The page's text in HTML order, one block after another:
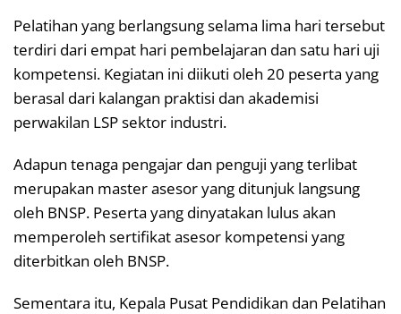
Pelatihan yang berlangsung selama lima hari tersebut
terdiri dari empat hari pembelajaran dan satu hari uji
kompetensi. Kegiatan ini diikuti oleh 20 peserta yang
berasal dari kalangan praktisi dan akademisi
perwakilan LSP sektor industri.
Adapun tenaga pengajar dan penguji yang terlibat
merupakan master asesor yang ditunjuk langsung
oleh BNSP. Peserta yang dinyatakan lulus akan
memperoleh sertifikat asesor kompetensi yang
diterbitkan oleh BNSP.
Sementara itu, Kepala Pusat Pendidikan dan Pelatihan